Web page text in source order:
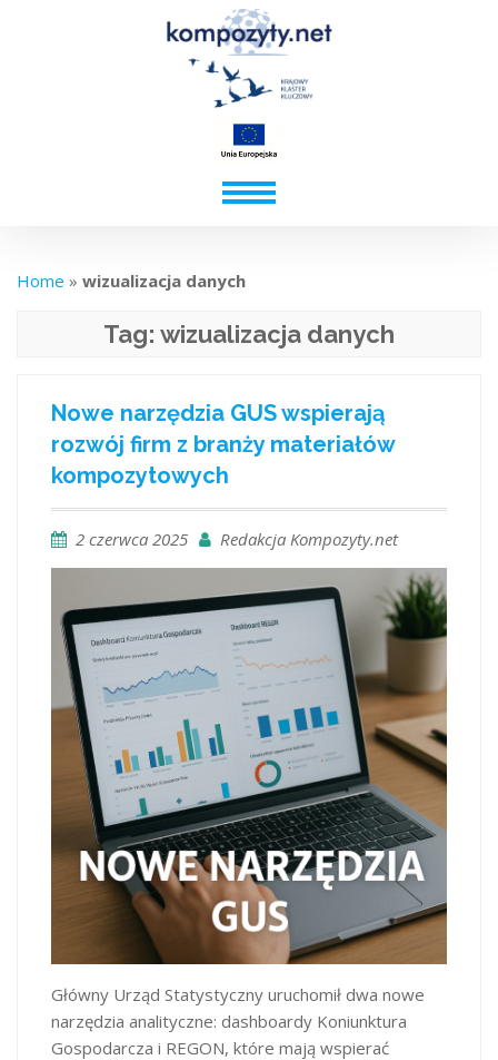
Home » wizualizacja danych
Tag: wizualizacja danych
Nowe narzędzia GUS wspierają
rozwój firm z branży materiałów
kompozytowych
2 czerwca 2025 Redakcja Kompozyty.net
Główny Urząd Statystyczny uruchomił dwa nowe
narzędzia analityczne: dashboardy Koniunktura
Gospodarcza i REGON, które mają wspierać